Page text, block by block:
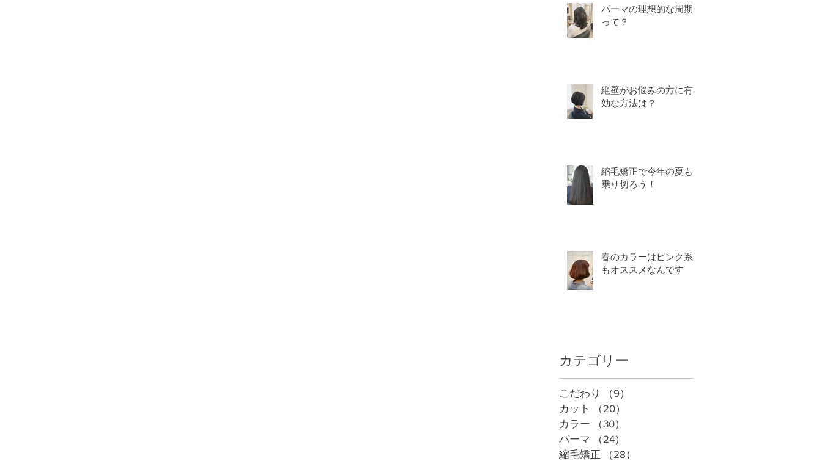
パーマの理想的な周期
って？
絶壁がお悩みの方に有
効な方法は？
縮毛矯正で今年の夏も
乗り切ろう！
春のカラーはピンク系
もオススメなんです
カテゴリー
こだわり （9）
カット
（20）
カラー
（30）
パーマ
（24）
縮毛矯正
（28）